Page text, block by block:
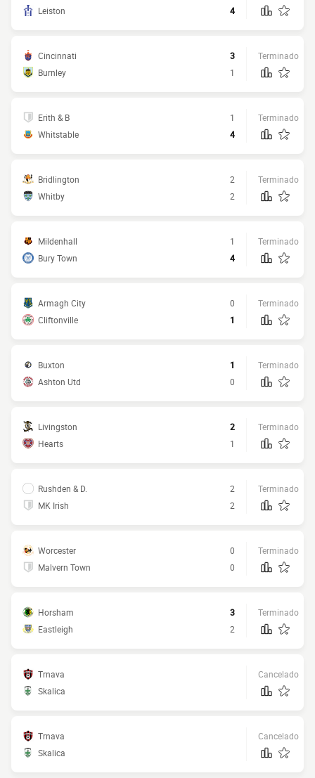
Leiston
4
Cincinnati
3
Burnley
1
Terminado
Erith & B
1
Whitstable
4
Terminado
Bridlington
2
Whitby
2
Terminado
Mildenhall
1
Bury Town
4
Terminado
Armagh City
0
Cliftonville
1
Terminado
Buxton
1
Ashton Utd
0
Terminado
Livingston
2
Hearts
1
Terminado
Rushden & D.
2
MK Irish
2
Terminado
Worcester
0
Malvern Town
0
Terminado
Horsham
3
Eastleigh
2
Terminado
Trnava
Skalica
Cancelado
Trnava
Skalica
Cancelado